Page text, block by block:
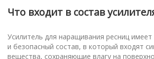
Что входит в состав
Усилитель для наращивания ресниц имеет
и безопасный состав, в который входят
вещества, сохраняющие влагу на